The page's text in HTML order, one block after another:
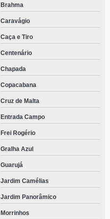
Brahma
Caravágio
Caça e Tiro
Centenário
Chapada
Copacabana
Cruz de Malta
Entrada Campo
Frei Rogério
Gralha Azul
Guarujá
Jardim Camélias
Jardim Panorâmico
Morrinhos